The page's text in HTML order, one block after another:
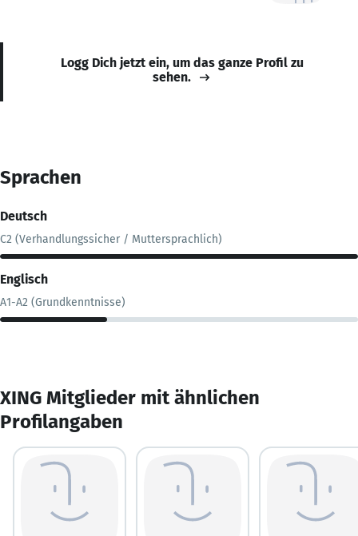
Logg Dich jetzt ein, um das ganze Profil zu
sehen.
Sprachen
Deutsch
C2 (Verhandlungssicher / Muttersprachlich)
Englisch
A1-A2 (Grundkenntnisse)
XING Mitglieder mit ähnlichen
Profilangaben